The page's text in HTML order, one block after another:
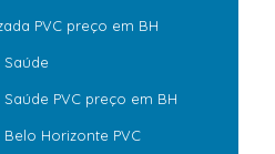
PVC preço em BH
Saúde
PVC preço em BH
Horizonte PVC